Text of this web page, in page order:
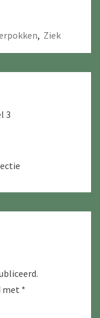
, Ziek
3
met *